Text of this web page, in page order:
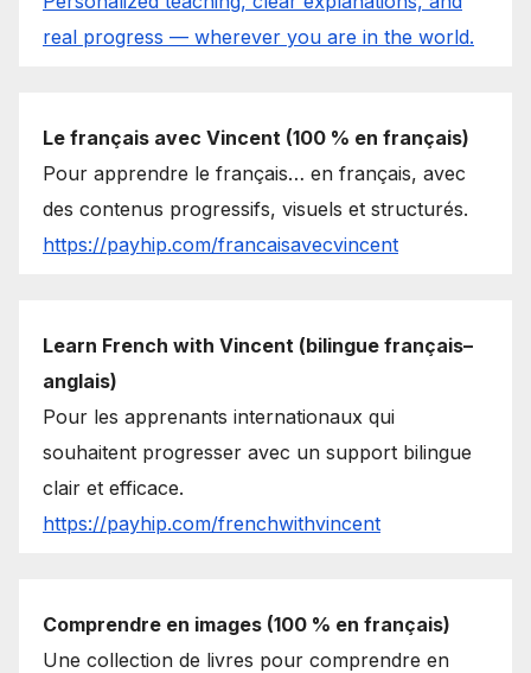
real progress — wherever you are in the world.
Le français avec Vincent (100 % en français)
Pour apprendre le français… en français, avec
des contenus progressifs, visuels et structurés.
https://payhip.com/francaisavecvincent
Learn French with Vincent (bilingue français–
anglais)
Pour les apprenants internationaux qui
souhaitent progresser avec un support bilingue
clair et efficace.
https://payhip.com/frenchwithvincent
Comprendre en images (100 % en français)
Une collection de livres pour comprendre en